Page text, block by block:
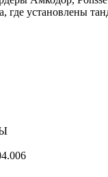
где установлены